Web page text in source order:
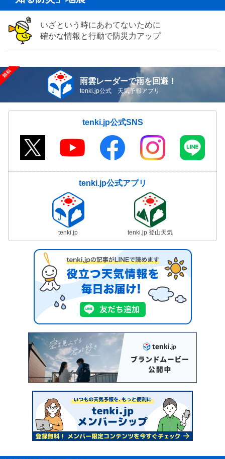
いざという時にあわてないために
確かな情報と行動で防災力アップ
雨雲レーダーで雨を回避！
tenki.jp公式 天気予報アプリ
tenki.jp公式SNS
tenki.jp公式アプリ
tenki.jp tenki.jp 登山天気